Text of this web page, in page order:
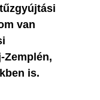
tűzgyújtási
van
Zemplén,
is.